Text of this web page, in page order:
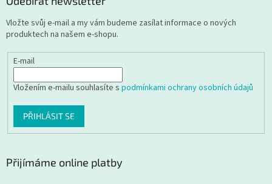
Vložte svůj e-mail a my vám budeme zasílat informace o nových
produktech na našem e-shopu.
E-mail
Vložením e-mailu souhlasíte s podmínkami ochrany osobních údajů
PŘIHLÁSIT SE
Přijímáme online platby